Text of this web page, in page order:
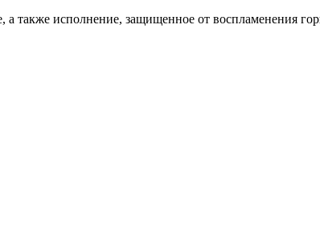
также исполнение, защищенное от воспламенения